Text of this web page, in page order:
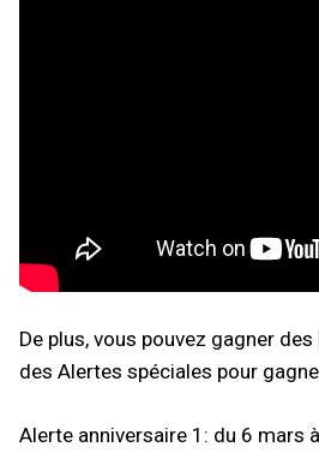
De plus, vous pouvez gagner
des Alertes spéciales pour
Alerte anniversaire 1: du 6 mars